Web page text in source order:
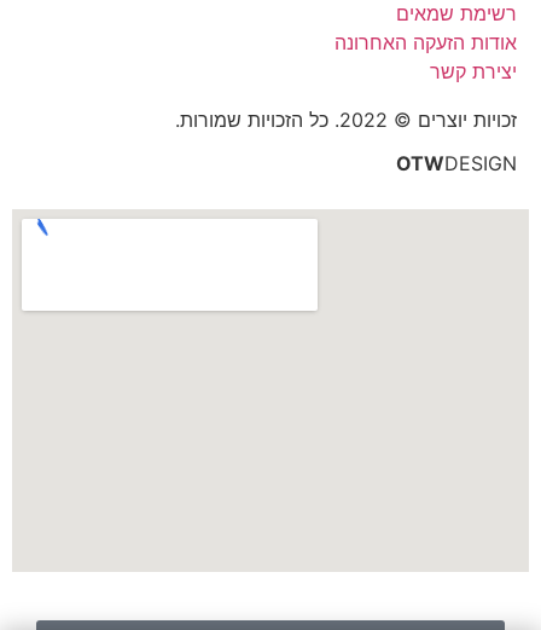
רשימת שמאים
אודות הזעקה האחרונה
יצירת קשר
זכויות יוצרים © 2022. כל הזכויות שמורות.
OTWDESIGN